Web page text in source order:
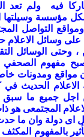
فيه ولم تعد
مؤسسة وسيلتها
التواصل
وسائل الاعلام
الوسائل
اصبح مفهوم
مواقع ومدونات
الاعلام الحديث في
اجل جميع ما سبق
المجتمعى هو
اى دولة وان ما
بالمفهوم